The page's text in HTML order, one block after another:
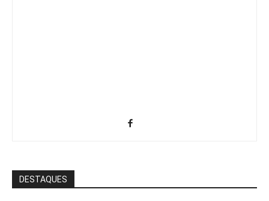
DESTAQUES